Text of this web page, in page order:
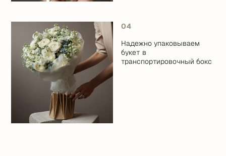
04
Надежно упаковываем
букет в
транспортировочный бокс